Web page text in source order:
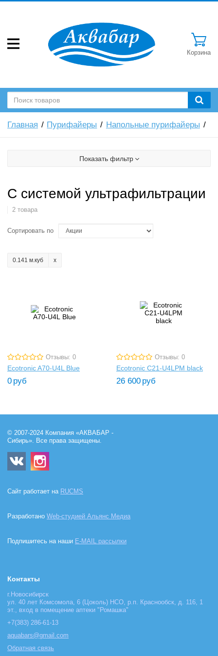
Корзина
Главная Пурифайеры Напольные пурифайеры
Показать фильтр
С системой ультрафильтрации
2 товара
Сортировать по
0.141 м.куб
Отзывы: 0
Ecotronic A70-U4L Blue
0 руб
Отзывы: 0
Ecotronic C21-U4LPM black
26 600 руб
© 2007-2024 Компания «АКВАБАР -
Сибирь». Все права защищены.
Сайт работает на RUCMS
Разработано Web-студией Альянс Медиа
Подпишитесь на наши E-MAIL рассылки
Контакты
г.Новосибирск
ул. 40 лет Комсомола, 6 (Цоколь) НСО, р.п. Краснообск, д. 116, 1
эт., вход в помещение аптеки "Ромашка"
+7(383) 286-61-13
aquabars@gmail.com
Обратная связь